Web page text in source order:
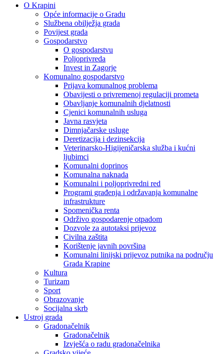
O Krapini
Opće informacije o Gradu
Službena obilježja grada
Povijest grada
Gospodarstvo
O gospodarstvu
Poljoprivreda
Invest in Zagorje
Komunalno gospodarstvo
Prijava komunalnog problema
Obavijesti o privremenoj regulaciji prometa
Obavljanje komunalnih djelatnosti
Cjenici komunalnih usluga
Javna rasvjeta
Dimnjačarske usluge
Deretizacija i dezinsekcija
Veterinarsko-Higijeničarska služba i kućni
ljubimci
Komunalni doprinos
Komunalna naknada
Komunalni i poljoprivredni red
Programi građenja i održavanja komunalne
infrastrukture
Spomenička renta
Održivo gospodarenje otpadom
Dozvole za autotaksi prijevoz
Civilna zaštita
Korištenje javnih površina
Komunalni linijski prijevoz putnika na području
Grada Krapine
Kultura
Turizam
Sport
Obrazovanje
Socijalna skrb
Ustroj grada
Gradonačelnik
Gradonačelnik
Izvješća o radu gradonačelnika